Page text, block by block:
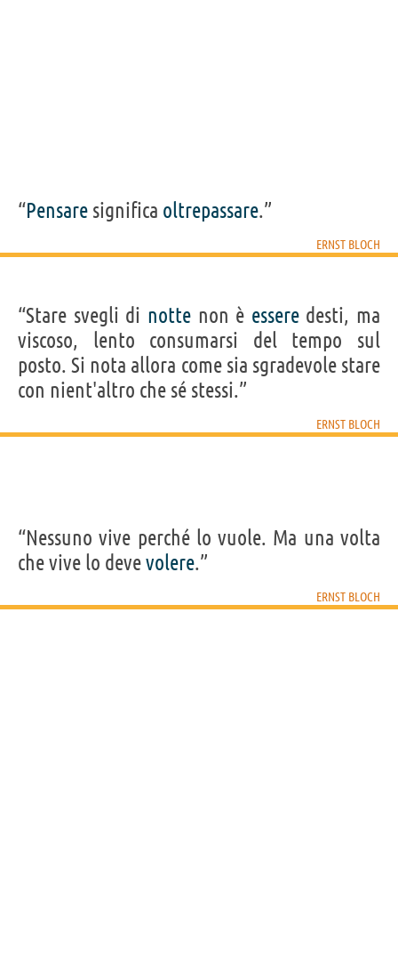
“Pensare significa oltrepassare.”
ERNST BLOCH
“Stare svegli di nottenon è esseredesti, ma
viscoso, lento consumarsi del tempo sul
posto. Si nota allora come sia sgradevole stare
con nient'altro che sé stessi.”
ERNST BLOCH
“Nessuno vive perché lo vuole. Ma una volta
che vive lo devevolere.”
ERNST BLOCH